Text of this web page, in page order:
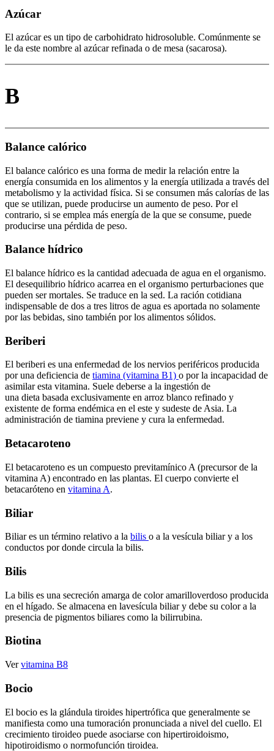
Azúcar
El azúcar es un tipo de carbohidrato hidrosoluble. Comúnmente se
le da este nombre al azúcar refinada o de mesa (sacarosa).
B
Balance calórico
El balance calórico es una forma de medir la relación entre la
energía consumida en los alimentos y la energía utilizada a través del
metabolismo y la actividad física. Si se consumen más calorías de las
que se utilizan, puede producirse un aumento de peso. Por el
contrario, si se emplea más energía de la que se consume, puede
producirse una pérdida de peso.
Balance hídrico
El balance hídrico es la cantidad adecuada de agua en el organismo.
El desequilibrio hídrico acarrea en el organismo perturbaciones que
pueden ser mortales. Se traduce en la sed. La ración cotidiana
indispensable de dos a tres litros de agua es aportada no solamente
por las bebidas, sino también por los alimentos sólidos.
Beriberi
El beriberi es una enfermedad de los nervios periféricos producida
por una deficiencia de tiamina (vitamina B1) o por la incapacidad de
asimilar esta vitamina. Suele deberse a la ingestión de
una dieta basada exclusivamente en arroz blanco refinado y
existente de forma endémica en el este y sudeste de Asia. La
administración de tiamina previene y cura la enfermedad.
Betacaroteno
El betacaroteno es un compuesto previtamínico A (precursor de la
vitamina A) encontrado en las plantas. El cuerpo convierte el
betacaróteno en vitamina A.
Biliar
Biliar es un término relativo a la bilis o a la vesícula biliar y a los
conductos por donde circula la bilis.
Bilis
La bilis es una secreción amarga de color amarilloverdoso producida
en el hígado. Se almacena en lavesícula biliar y debe su color a la
presencia de pigmentos biliares como la bilirrubina.
Biotina
Vervitamina B8
Bocio
El bocio es la glándula tiroides hipertrófica que generalmente se
manifiesta como una tumoración pronunciada a nivel del cuello. El
crecimiento tiroideo puede asociarse con hipertiroidoismo,
hipotiroidismo o normofunción tiroidea.